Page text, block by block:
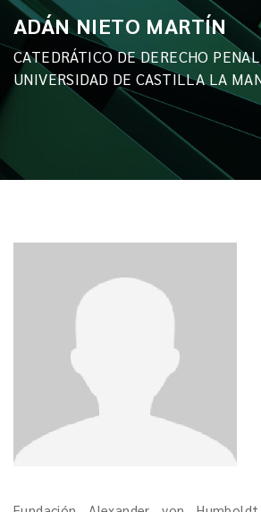
ADÁN NIETO MARTÍN
CATEDRÁTICO DE DERECHO
UNIVERSIDAD DE CASTILLA LA